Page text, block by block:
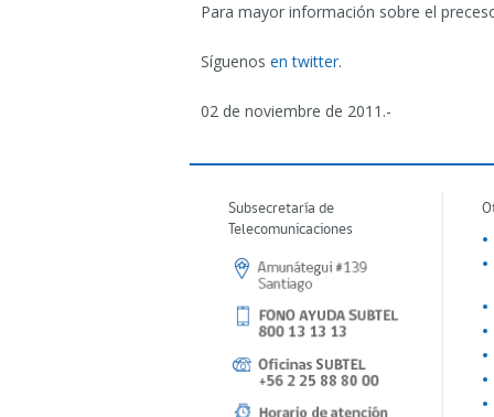
Para mayor información sobre el
Síguenos en twitter.
02 de noviembre de 2011.-
Subsecretaría de
Telecomunicaciones